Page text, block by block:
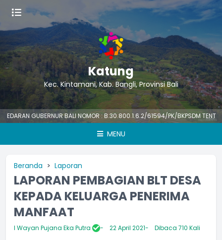
Katung
Kec. Kintamani, Kab. Bangli, Provinsi Bali
GUBERNUR BALI NOMOR : B.30.800.1.6.2/61594/PK/BKPSDM TENTANG
MENU
Beranda Laporan
LAPORAN PEMBAGIAN BLT DESA
KEPADA KELUARGA PENERIMA
MANFAAT
I Wayan Pujana Eka Putra 22 April 2021 Dibaca 710 Kali